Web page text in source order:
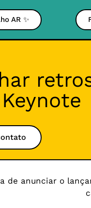
AR ✨
de anunciar o